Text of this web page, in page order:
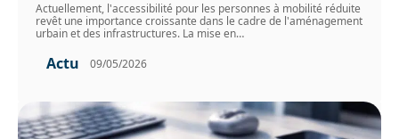
Actuellement, l'accessibilité pour les personnes à mobilité réduite
revêt une importance croissante dans le cadre de l'aménagement
urbain et des infrastructures. La mise en…
Actu 09/05/2026